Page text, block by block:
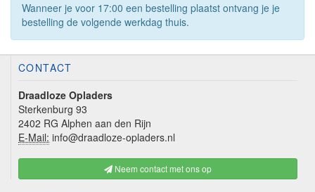
Wanneer je voor 17:00 een bestelling plaatst ontvang je je
bestelling de volgende werkdag thuis.
CONTACT
Draadloze Opladers
Sterkenburg 93
2402 RG Alphen aan den Rijn
E-Mail: info@draadloze-opladers.nl
Neem contact met ons op